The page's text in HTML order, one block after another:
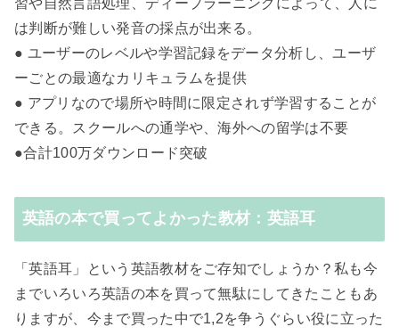
習や自然言語処理、ディープラーニングによって、人に
は判断が難しい発音の採点が出来る。
● ユーザーのレベルや学習記録をデータ分析し、ユーザ
ーごとの最適なカリキュラムを提供
● アプリなので場所や時間に限定されず学習することが
できる。スクールへの通学や、海外への留学は不要
●合計100万ダウンロード突破
英語の本で買ってよかった教材：英語耳
「英語耳」という英語教材をご存知でしょうか？私も今
までいろいろ英語の本を買って無駄にしてきたこともあ
りますが、今まで買った中で1,2を争うぐらい役に立った